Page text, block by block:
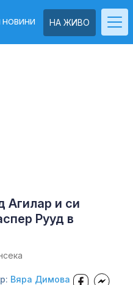
НА ЖИВО
НОВИНИ
Агилар и си
Рууд в
Вяра Димова